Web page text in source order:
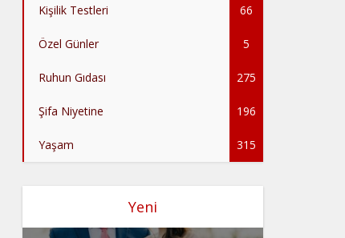
Kişilik Testleri 66
Özel Günler 5
Ruhun Gıdası 275
Şifa Niyetine 196
Yaşam 315
Yeni